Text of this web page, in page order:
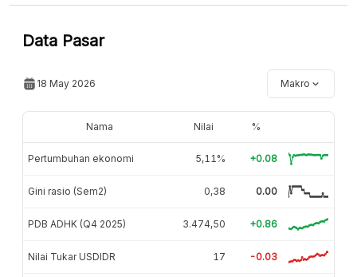
Data Pasar
18 May 2026 Makro
Nama Nilai %
Pertumbuhan ekonomi 5,11% +0.08
Gini rasio (Sem2) 0,38 0.00
PDB ADHK (Q4 2025) 3.474,50 +0.86
Nilai Tukar USDIDR 17 -0.03